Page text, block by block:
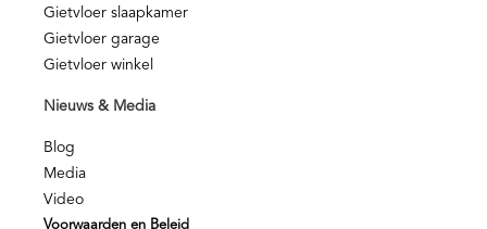
Gietvloer slaapkamer
Gietvloer garage
Gietvloer winkel
Nieuws & Media
Blog
Media
Video
Voorwaarden en Beleid